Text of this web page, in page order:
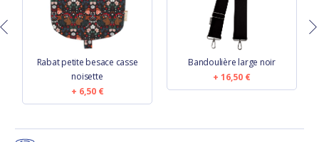
Rabat petite besace casse
noisette
6,50 €
Bandoulière large noir
16,50 €